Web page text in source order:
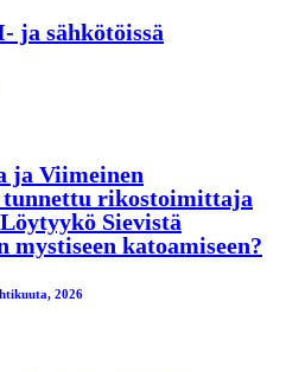
ja sähkötöissä
ja Viimeinen
tunnettu rikostoimittaja
Sievistä
katoamiseen?
2026